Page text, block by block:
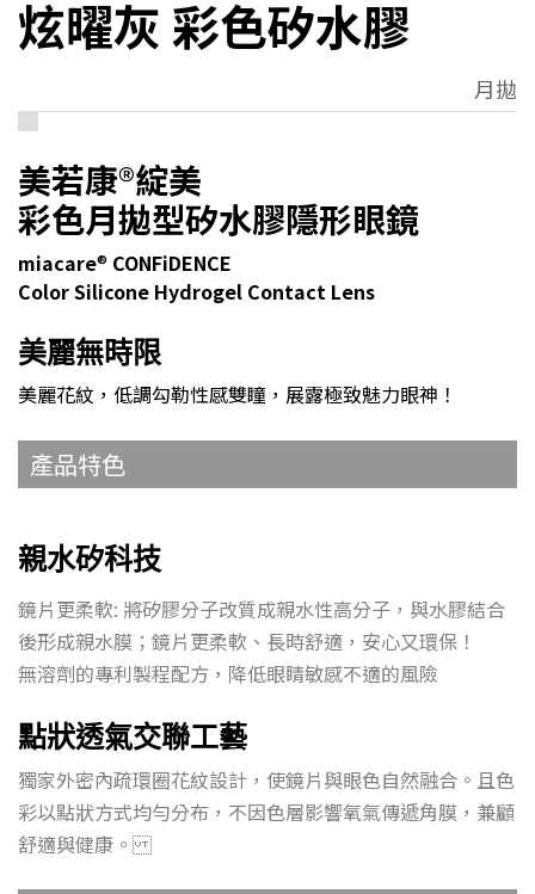
炫曜灰 彩色矽水膠
月拋
美若康®綻美
彩色月拋型矽水膠隱形眼鏡
miacare® CONFiDENCE
Color Silicone Hydrogel Contact Lens
美麗無時限
美麗花紋，低調勾勒性感雙瞳，展露極致魅力眼神！
產品特色
親水矽科技
鏡片更柔軟: 將矽膠分子改質成親水性高分子，與水膠結合
後形成親水膜；鏡片更柔軟、長時舒適，安心又環保！
無溶劑的專利製程配方，降低眼睛敏感不適的風險
點狀透氣交聯工藝
獨家外密內疏環圈花紋設計，使鏡片與眼色自然融合。且色
彩以點狀方式均勻分布，不因色層影響氧氣傳遞角膜，兼顧
舒適與健康。